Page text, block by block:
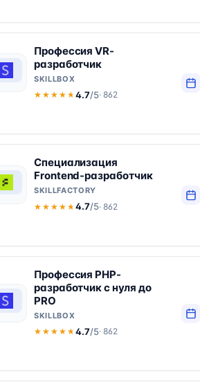
Профессия VR-
разработчик
SKILLBOX
★★★★★
★★★★★ 4.7/5· 862
Специализация
Frontend-разработчик
SKILLFACTORY
★★★★★
★★★★★ 4.7/5· 862
Профессия PHP-
разработчик с нуля до
PRO
SKILLBOX
★★★★★
★★★★★ 4.7/5· 862